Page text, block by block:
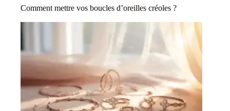
Comment mettre vos boucles d’oreilles créoles ?